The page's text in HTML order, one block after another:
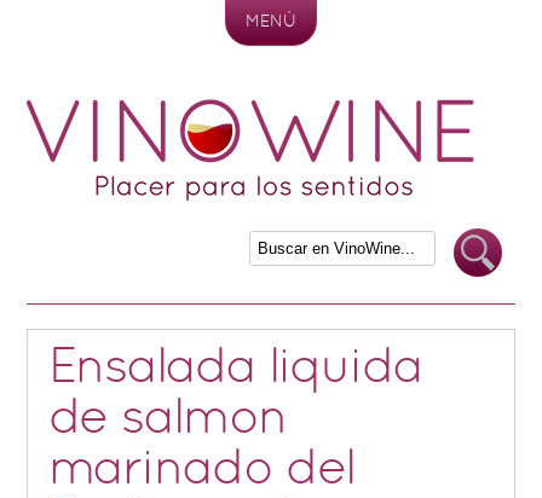
MENÚ
Ensalada liquida
de salmon
marinado del